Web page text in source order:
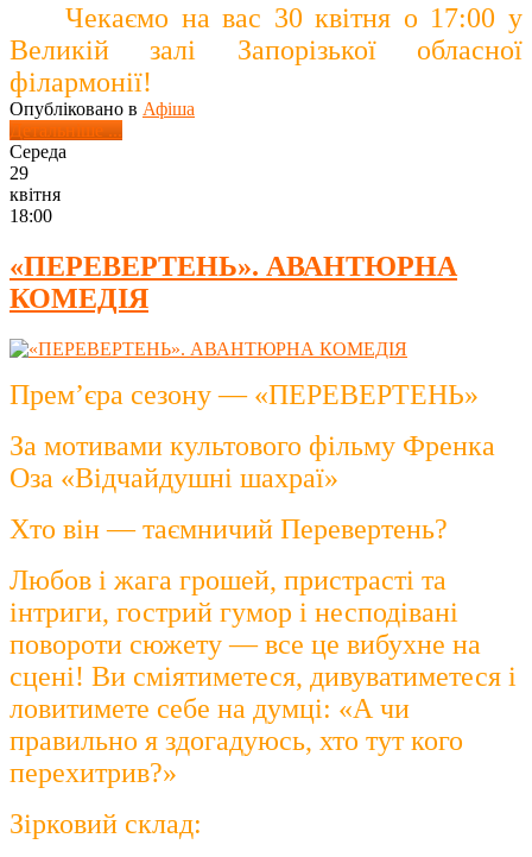
Чекаємо на вас 30 квітня о 17:00 у
Великій залі Запорізької обласної
філармонії!
Опубліковано в Афіша
Детальніше ...
Середа
29
квітня
18:00
«ПЕРЕВЕРТЕНЬ». АВАНТЮРНА
КОМЕДІЯ
Прем’єра сезону — «ПЕРЕВЕРТЕНЬ»
За мотивами культового фільму Френка
Оза «Відчайдушні шахраї»
Хто він — таємничий Перевертень?
Любов і жага грошей, пристрасті та
інтриги, гострий гумор і несподівані
повороти сюжету — все це вибухне на
сцені! Ви сміятиметеся, дивуватиметеся і
ловитимете себе на думці: «А чи
правильно я здогадуюсь, хто тут кого
перехитрив?»
Зірковий склад: